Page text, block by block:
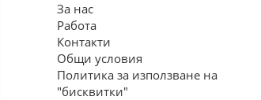
За нас
Работа
Контакти
Общи условия
Политика за използване на
"бисквитки"